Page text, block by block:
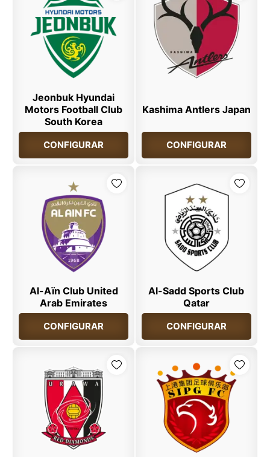
Jeonbuk Hyundai
Motors Football Club
South Korea
CONFIGURAR
Kashima Antlers Japan
CONFIGURAR
Al-Aïn Club United
Arab Emirates
CONFIGURAR
Al-Sadd Sports Club
Qatar
CONFIGURAR